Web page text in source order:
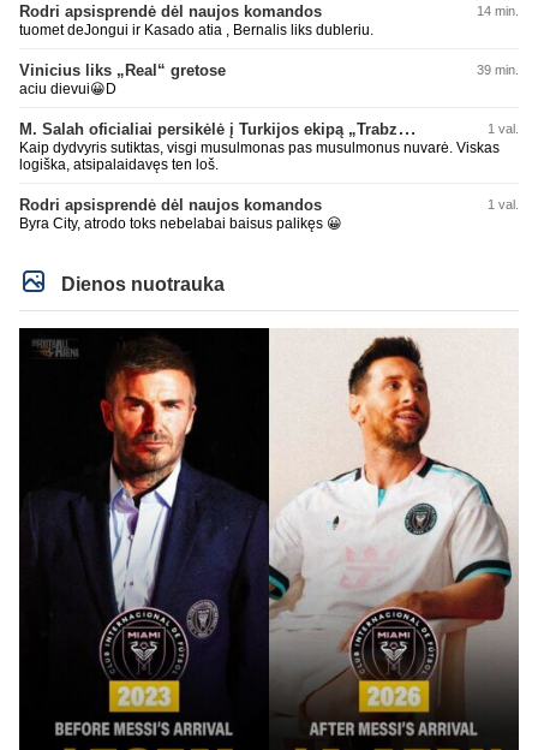
Rodri apsisprendė dėl naujos komandos 14 min.
tuomet deJongui ir Kasado atia , Bernalis liks dubleriu.
Vinicius liks „Real“ gretose 39 min.
aciu dievui😀D
M. Salah oficialiai persikėlė į Turkijos ekipą „Trabzonspor“ 1 val.
Kaip dydvyris sutiktas, visgi musulmonas pas musulmonus nuvarė. Viskas
logiška, atsipalaidavęs ten loš.
Rodri apsisprendė dėl naujos komandos 1 val.
Byra City, atrodo toks nebelabai baisus palikęs 😀
Dienos nuotrauka